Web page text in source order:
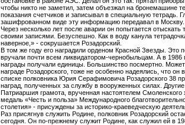
чтобы никто не заметил, затем объезжал на бронемашине
показания счетчиков и записывал в специальную тетрадь.
зашифрованном виде эту информацию передавал в Москву.
Через несколько лет после аварии он попытается отыскать
своими записями. Безуспешно. Как в воду канула
наверное,» - сокрушается Розадорский.
В том же году его наградили орденом Красной Звезды. Это
вручали почти всем ликвидатором-чернобыльцам. А в 1986
награды получали единицы. Большинство посмертно.
награде Розадорского, тоже не особенно надеялись, что
списке полковника Юрия Серафимовича Розадорского 38
наград, полученных за службу в вооруженных силах.
Патриаршия грамота, врученная настоятелем
медаль «Честь и польза» Международного
столетия» - присуждены за историко-краеведческую
Раз присягнув служить Родине, полковник Розадорский
сегодня. Он по-прежнему служит Родине, как служил ей в